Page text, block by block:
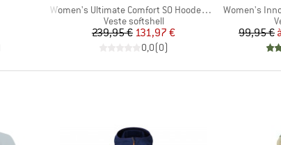
Article
Women's Ultimate Comfort SO Hooded Jacket Exclusive
Product group
Veste softshell
Prix
239,95 €Prix réduit
131,97 €
0,0(0)
Article
Women's
99,95 €